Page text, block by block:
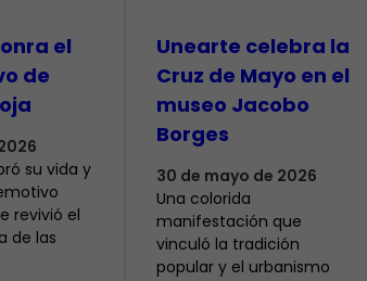
el
de
su vida y
revivió el
de las
Unearte celebra la
Cruz de Mayo en el
museo Jacobo
Borges
30 de mayo de 2026
Una colorida
manifestación que
vinculó la tradición
popular y el urbanismo